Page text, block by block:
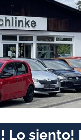
Lo siento!